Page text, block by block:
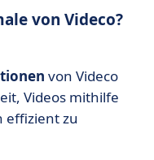
von Videco?
von Videco
Videos mithilfe
effizient zu